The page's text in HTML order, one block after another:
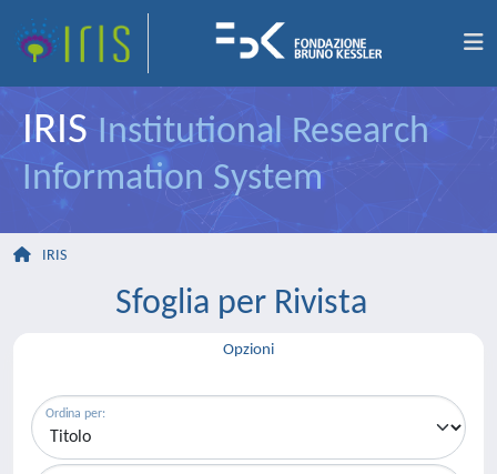
IRIS Institutional Research
Information System
IRIS
Sfoglia per Rivista
Opzioni
Ordina per: